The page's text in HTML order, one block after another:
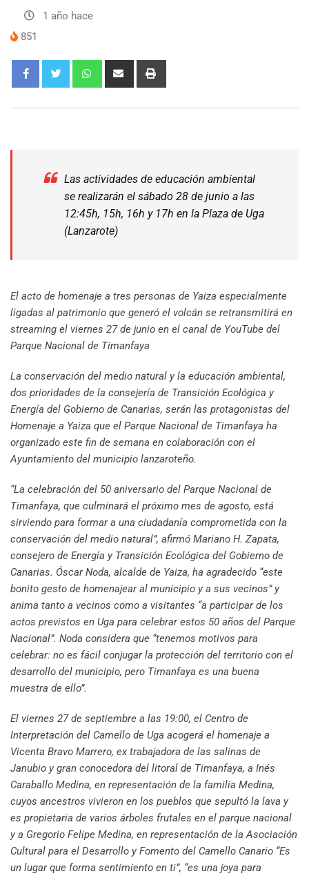
1 año hace
851
Las actividades de educación ambiental
se realizarán el sábado 28 de junio a las
12:45h, 15h, 16h y 17h en la Plaza de Uga
(Lanzarote)
El acto de homenaje a tres personas de Yaiza especialmente
ligadas al patrimonio que generó el volcán se retransmitirá en
streaming el viernes 27 de junio en el canal de YouTube del
Parque Nacional de Timanfaya
La conservación del medio natural y la educación ambiental,
dos prioridades de la consejería de Transición Ecológica y
Energía del Gobierno de Canarias, serán las protagonistas del
Homenaje a Yaiza que el Parque Nacional de Timanfaya ha
organizado este fin de semana en colaboración con el
Ayuntamiento del municipio lanzaroteño.
“La celebración del 50 aniversario del Parque Nacional de
Timanfaya, que culminará el próximo mes de agosto, está
sirviendo para formar a una ciudadanía comprometida con la
conservación del medio natural”, afirmó Mariano H. Zapata,
consejero de Energía y Transición Ecológica del Gobierno de
Canarias. Óscar Noda, alcalde de Yaiza, ha agradecido “este
bonito gesto de homenajear al municipio y a sus vecinos” y
anima tanto a vecinos como a visitantes “a participar de los
actos previstos en Uga para celebrar estos 50 años del Parque
Nacional”. Noda considera que “tenemos motivos para
celebrar: no es fácil conjugar la protección del territorio con el
desarrollo del municipio, pero Timanfaya es una buena
muestra de ello”.
El viernes 27 de septiembre a las 19:00, el Centro de
Interpretación del Camello de Uga acogerá el homenaje a
Vicenta Bravo Marrero, ex trabajadora de las salinas de
Janubio y gran conocedora del litoral de Timanfaya, a Inés
Caraballo Medina, en representación de la familia Medina,
cuyos ancestros vivieron en los pueblos que sepultó la lava y
es propietaria de varios árboles frutales en el parque nacional
y a Gregorio Felipe Medina, en representación de la Asociación
Cultural para el Desarrollo y Fomento del Camello Canario “Es
un lugar que forma sentimiento en ti”, “es una joya para